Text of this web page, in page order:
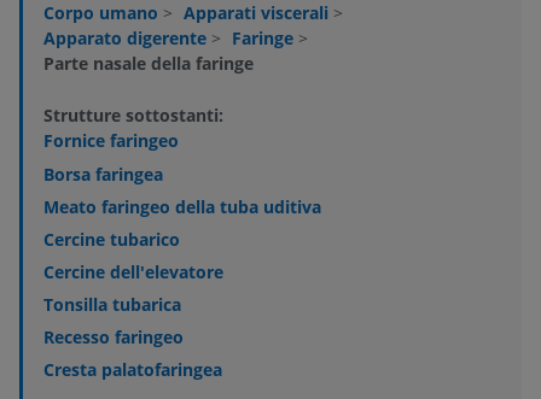
Corpo umano > Apparati viscerali >
Apparato digerente > Faringe >
Parte nasale della faringe
Strutture sottostanti:
Fornice faringeo
Borsa faringea
Meato faringeo della tuba uditiva
Cercine tubarico
Cercine dell'elevatore
Tonsilla tubarica
Recesso faringeo
Cresta palatofaringea